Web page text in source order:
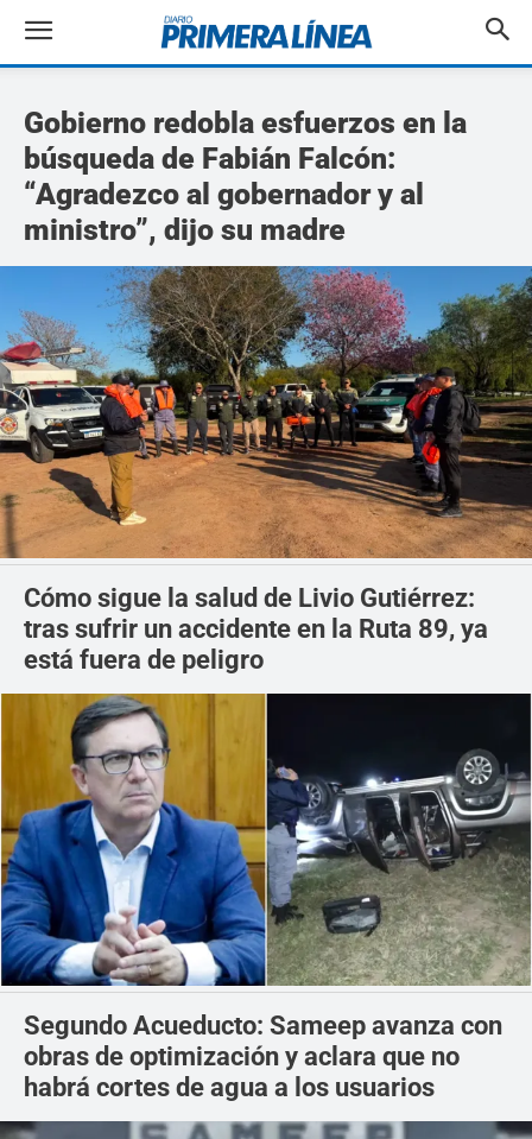
Gobierno redobla esfuerzos en la
búsqueda de Fabián Falcón:
“Agradezco al gobernador y al
ministro”, dijo su madre
Cómo sigue la salud de Livio Gutiérrez:
tras sufrir un accidente en la Ruta 89, ya
está fuera de peligro
Segundo Acueducto: Sameep avanza con
obras de optimización y aclara que no
habrá cortes de agua a los usuarios